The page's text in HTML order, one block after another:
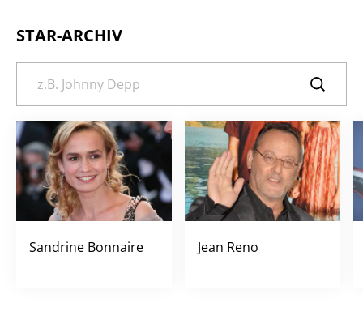
STAR-ARCHIV
Sandrine Bonnaire Jean Reno